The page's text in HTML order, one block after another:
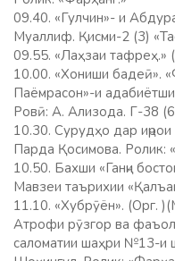
09.40. «Гулчин»- и
Муаллиф. Қисми-2 (3)
09.55. «Лаҳзаи тафреҳ.»
10.00. «Хониши бадеӣ».
Паёмрасон»-и
Ровӣ: А. Ализода. Г-38
10.30. Сурудҳо дар
Парда Қосимова. Ролик:
10.50. Бахши «Ганҷи
Мавзеи таърихии
11.10. «Хубрӯён». (Орг.
Атрофи рӯзгор ва
саломатии шаҳри №13-и